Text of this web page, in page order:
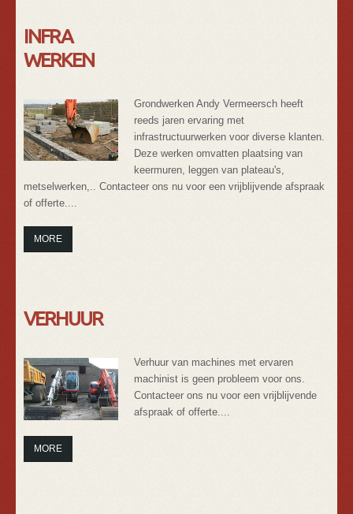
INFRA
WERKEN
Grondwerken Andy Vermeersch heeft
reeds jaren ervaring met
infrastructuurwerken voor diverse klanten.
Deze werken omvatten plaatsing van
keermuren, leggen van plateau's,
metselwerken,.. Contacteer ons nu voor een vrijblijvende afspraak
of offerte....
MORE
VERHUUR
Verhuur van machines met ervaren
machinist is geen probleem voor ons.
Contacteer ons nu voor een vrijblijvende
afspraak of offerte....
MORE